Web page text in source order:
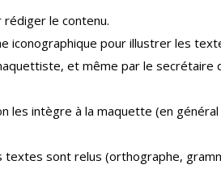
le contenu.
iconographique pour illustrer les
et même par le secrétaire
les intègre à la maquette (en
textes sont relus (orthographe,